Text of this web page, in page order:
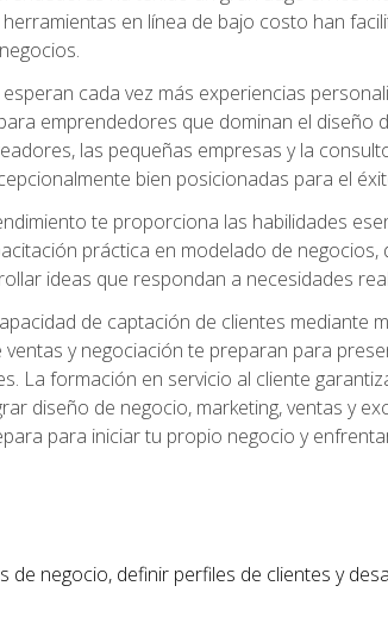
en línea de bajo costo han
cada vez más experiencias
emprendedores que dominan el diseño
las pequeñas empresas y la
bien posicionadas para el
te proporciona las habilidades
práctica en modelado de
ideas que respondan a necesidades
de captación de clientes mediante
y negociación te preparan para
La formación en servicio al cliente
diseño de negocio, marketing, ventas y
para iniciar tu propio negocio y
de negocio, definir perfiles de clientes y